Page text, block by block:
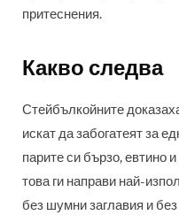
притеснения.
Какво следва
Стейбълкойните
искат да забогатеят за
парите си бързо, евтино
това ги направи най-
без шумни заглавия и